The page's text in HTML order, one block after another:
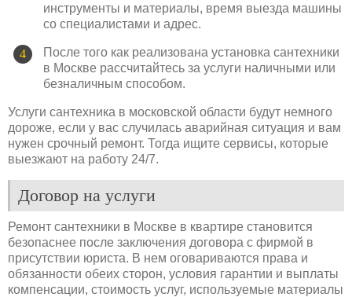
инструменты и материалы, время выезда машины
со специалистами и адрес.
После того как реализована установка сантехники
в Москве рассчитайтесь за услуги наличными или
безналичным способом.
Услуги сантехника в московской области будут немного
дороже, если у вас случилась аварийная ситуация и вам
нужен срочный ремонт. Тогда ищите сервисы, которые
выезжают на работу 24/7.
Договор на услуги
Ремонт сантехники в Москве в квартире становится
безопаснее после заключения договора с фирмой в
присутствии юриста. В нем оговариваются права и
обязанности обеих сторон, условия гарантии и выплаты
компенсации, стоимость услуг, используемые материалы